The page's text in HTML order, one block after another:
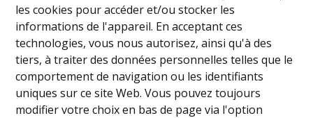
les cookies pour accéder et/ou stocker les
informations de l'appareil. En acceptant ces
technologies, vous nous autorisez, ainsi qu'à des
tiers, à traiter des données personnelles telles que le
comportement de navigation ou les identifiants
uniques sur ce site Web. Vous pouvez toujours
modifier votre choix en bas de page via l'option
À Vendre À Louer
Mentions légales